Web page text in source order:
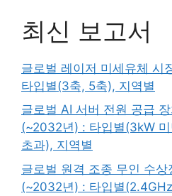
최신 보고서
글로벌 레이저 미세유체 시
타입별(3축, 5축), 지역별
글로벌 AI 서버 전원 공급
(~2032년) : 타입별(3kW
초과), 지역별
글로벌 원격 조종 무인 수상
(~2032년) : 타입별